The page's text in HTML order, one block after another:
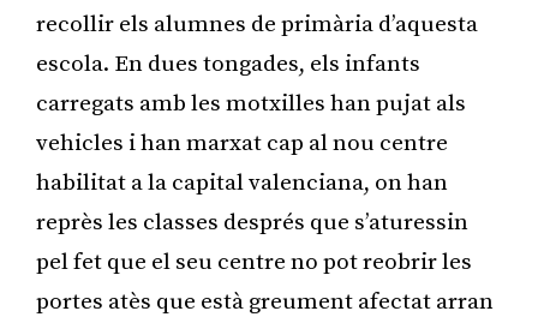
recollir els alumnes de primària d’aquesta
escola. En dues tongades, els infants
carregats amb les motxilles han pujat als
vehicles i han marxat cap al nou centre
habilitat a la capital valenciana, on han
reprès les classes després que s’aturessin
pel fet que el seu centre no pot reobrir les
portes atès que està greument afectat arran